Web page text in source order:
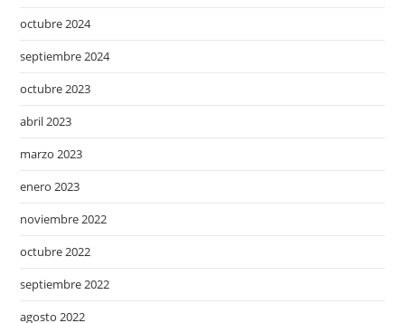
octubre 2024
septiembre 2024
octubre 2023
abril 2023
marzo 2023
enero 2023
noviembre 2022
octubre 2022
septiembre 2022
agosto 2022